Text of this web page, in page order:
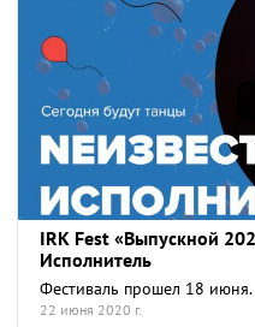
IRK Fest «Выпускной
Исполнитель
Фестиваль прошел 18 июня.
22 июня 2020 г.